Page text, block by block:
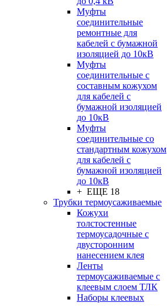
Муфты
соединительные
ремонтные для
кабелей с бумажной
изоляцией до 10кВ
Муфты
соединительные с
составным кожухом
для кабелей с
бумажной изоляцией
до 10кВ
Муфты
соединительные со
стандартным кожухом
для кабелей с
бумажной изоляцией
до 10кВ
+ ЕЩЕ 18
Трубки термоусаживаемые
Кожухи
толстостенные
термоусадочные с
двусторонним
нанесением клея
Ленты
термоусаживаемые с
клеевым слоем ТЛК
Наборы клеевых